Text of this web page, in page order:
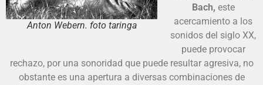
Anton Webern. foto taringa
Bach, este
acercamiento a los
sonidos del siglo XX,
puede provocar
rechazo, por una sonoridad que puede resultar agresiva, no
obstante es una apertura a diversas combinaciones de